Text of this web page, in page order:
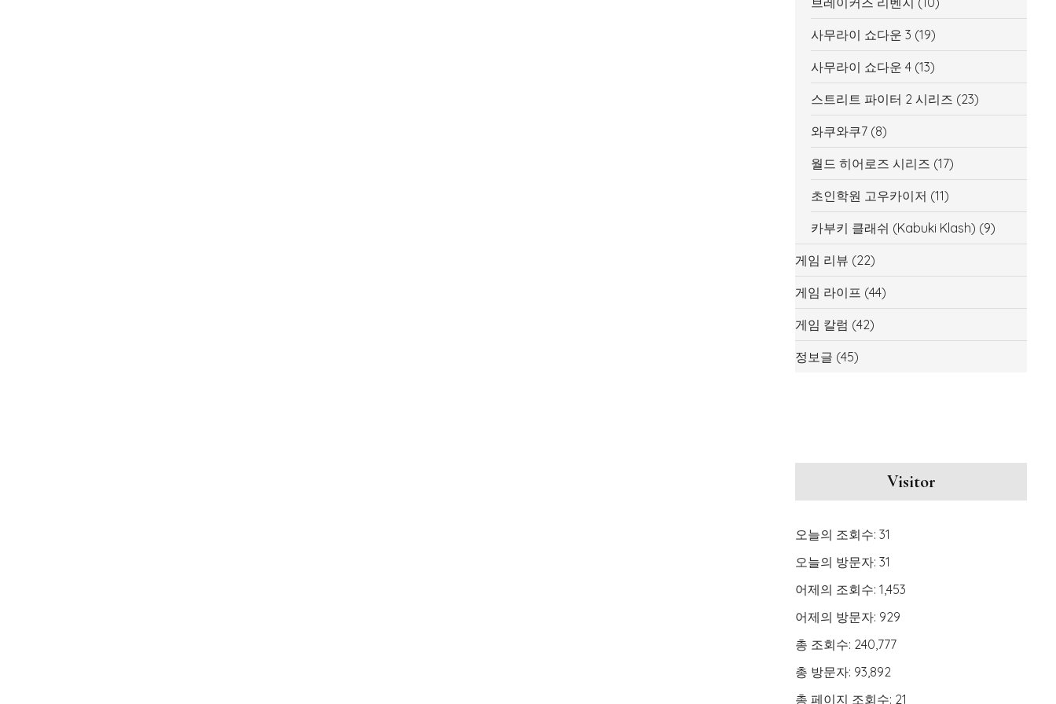
사무라이 쇼다운 3 (19)
사무라이 쇼다운 4 (13)
스트리트 파이터 2 시리즈 (23)
와쿠와쿠7 (8)
월드 히어로즈 시리즈 (17)
초인학원 고우카이저 (11)
카부키 클래쉬 (Kabuki Klash) (9)
게임 리뷰 (22)
게임 라이프 (44)
게임 칼럼 (42)
정보글 (45)
Visitor
오늘의 조회수: 31
오늘의 방문자: 31
어제의 조회수: 1,453
어제의 방문자: 929
총 조회수: 240,777
총 방문자: 93,892
총 페이지 조회수: 21